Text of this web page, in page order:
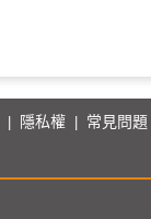
隱私權 常見問題